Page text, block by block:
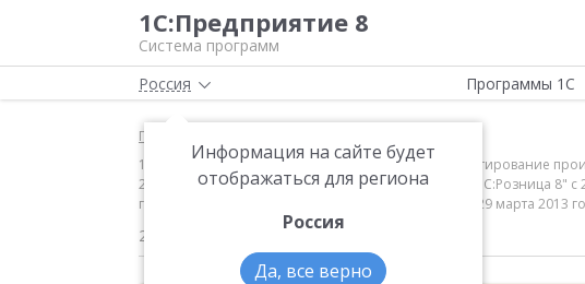
1С:Предприятие 8
Система программ
Россия
Информация на сайте будет
отображаться для региона
Россия
Да, все верно
Программы 1С
Главная
1С:Учебный центр N1 приглашает на курсы: "Бюджетирование
2013 года "Использование прикладного решения "1С:Розница 8" с
года "Расчет зарплаты в "1С:Предприятие 8" с 25 по 29 марта 2013
22.02.2013